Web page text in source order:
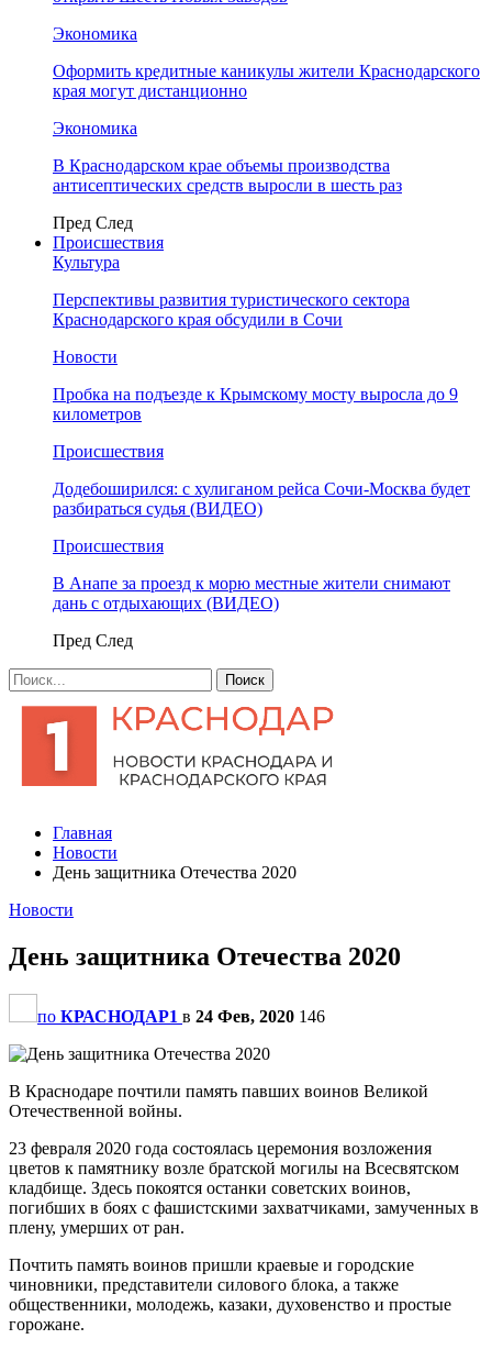
Экономика
Оформить кредитные каникулы жители Краснодарского
края могут дистанционно
Экономика
В Краснодарском крае объемы производства
антисептических средств выросли в шесть раз
Пред След
Происшествия
Культура
Перспективы развития туристического сектора
Краснодарского края обсудили в Сочи
Новости
Пробка на подъезде к Крымскому мосту выросла до 9
километров
Происшествия
Додебоширился: с хулиганом рейса Сочи-Москва будет
разбираться судья (ВИДЕО)
Происшествия
В Анапе за проезд к морю местные жители снимают
дань с отдыхающих (ВИДЕО)
Пред След
Главная
Новости
День защитника Отечества 2020
Новости
День защитника Отечества 2020
по КРАСНОДАР1 в 24 Фев, 2020 146
В Краснодаре почтили память павших воинов Великой
Отечественной войны.
23 февраля 2020 года состоялась церемония возложения
цветов к памятнику возле братской могилы на Всесвятском
кладбище. Здесь покоятся останки советских воинов,
погибших в боях с фашистскими захватчиками, замученных в
плену, умерших от ран.
Почтить память воинов пришли краевые и городские
чиновники, представители силового блока, а также
общественники, молодежь, казаки, духовенство и простые
горожане.